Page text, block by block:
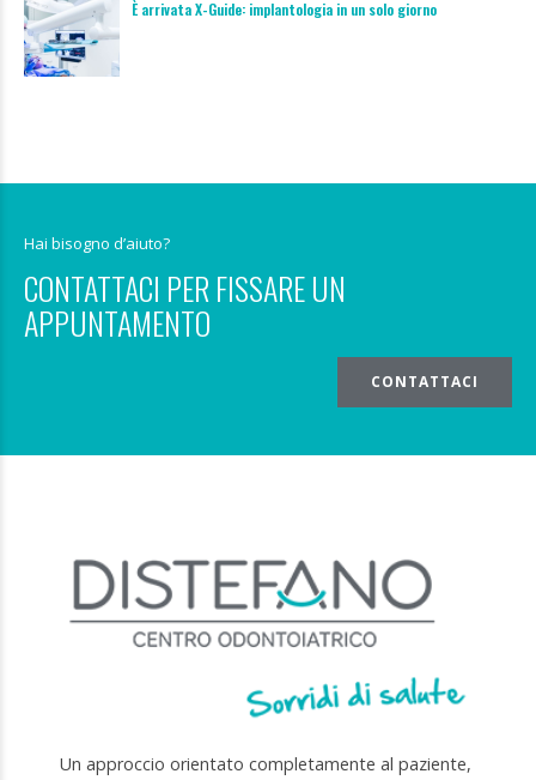
È arrivata X-Guide: implantologia in un solo giorno
Hai bisogno d’aiuto?
CONTATTACI PER FISSARE UN
APPUNTAMENTO
CONTATTACI
Un approccio orientato completamente al paziente,